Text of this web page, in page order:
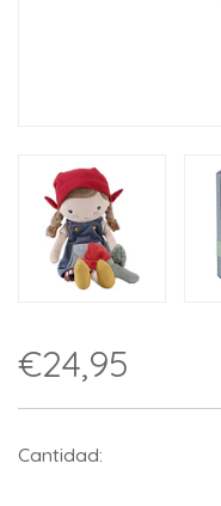
€24,95
Cantidad: